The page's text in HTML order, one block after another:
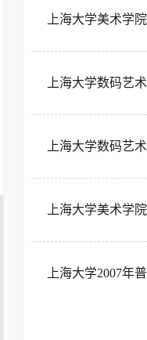
上海大学美术学
上海大学数码艺
上海大学数码艺
上海大学美术学
上海大学2007年